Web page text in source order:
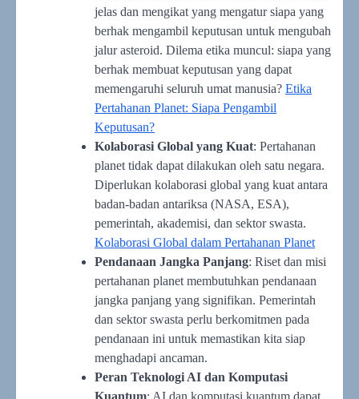
jelas dan mengikat yang mengatur siapa yang
berhak mengambil keputusan untuk mengubah
jalur asteroid. Dilema etika muncul: siapa yang
berhak membuat keputusan yang dapat
memengaruhi seluruh umat manusia? Etika
Pertahanan Planet: Siapa Pengambil
Keputusan?
Kolaborasi Global yang Kuat: Pertahanan
planet tidak dapat dilakukan oleh satu negara.
Diperlukan kolaborasi global yang kuat antara
badan-badan antariksa (NASA, ESA),
pemerintah, akademisi, dan sektor swasta.
Kolaborasi Global dalam Pertahanan Planet
Pendanaan Jangka Panjang: Riset dan misi
pertahanan planet membutuhkan pendanaan
jangka panjang yang signifikan. Pemerintah
dan sektor swasta perlu berkomitmen pada
pendanaan ini untuk memastikan kita siap
menghadapi ancaman.
Peran Teknologi AI dan Komputasi
Kuantum: AI dan komputasi kuantum dapat